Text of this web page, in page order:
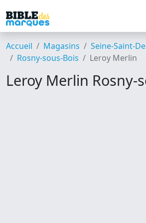
Accueil Magasins
Seine-Saint-
Rosny-sous-Bois
Leroy Merlin
Leroy Merlin Rosny-